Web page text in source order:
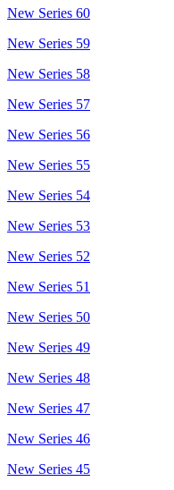
New Series 60
New Series 59
New Series 58
New Series 57
New Series 56
New Series 55
New Series 54
New Series 53
New Series 52
New Series 51
New Series 50
New Series 49
New Series 48
New Series 47
New Series 46
New Series 45